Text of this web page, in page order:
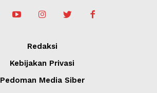
Redaksi
Kebijakan Privasi
Pedoman Media Siber